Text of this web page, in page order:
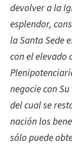
devolver a la
esplendor,
la Santa Sede
con el elevado
negocie con
del cual se
nación los
sólo puede